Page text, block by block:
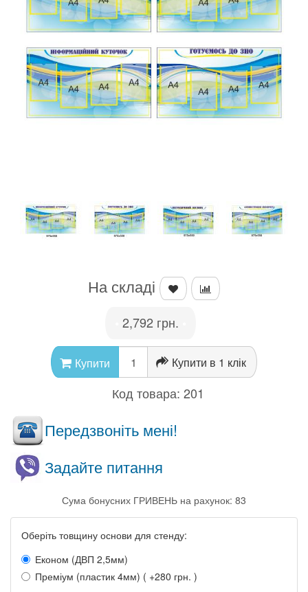
На складі
2,792 грн.
Купити Купити в 1 клік
Код товара: 201
Передзвоніть мені!
Задайте питання
Сума бонусних ГРИВЕНЬ на рахунок: 83
Оберіть товщину основи для стенду:
Економ (ДВП 2,5мм)
Преміум (пластик 4мм) ( +280 грн. )